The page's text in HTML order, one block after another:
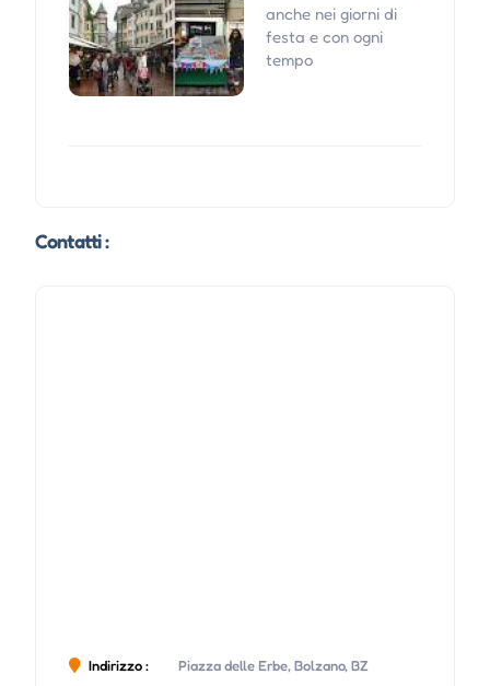
anche nei giorni di
festa e con ogni
tempo
Contatti :
Indirizzo : Piazza delle Erbe, Bolzano, BZ